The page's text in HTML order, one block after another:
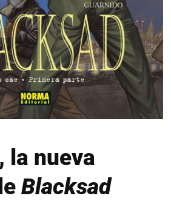
, la nueva
Blacksad